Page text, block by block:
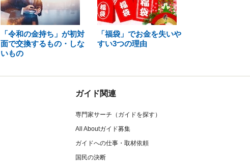
「令和の金持ち」が初対
面で交換するもの・しな
いもの
「福袋」でお金を失いや
すい3つの理由
ガイド関連
専門家サーチ（ガイドを探す）
All Aboutガイド募集
ガイドへの仕事・取材依頼
国民の決断